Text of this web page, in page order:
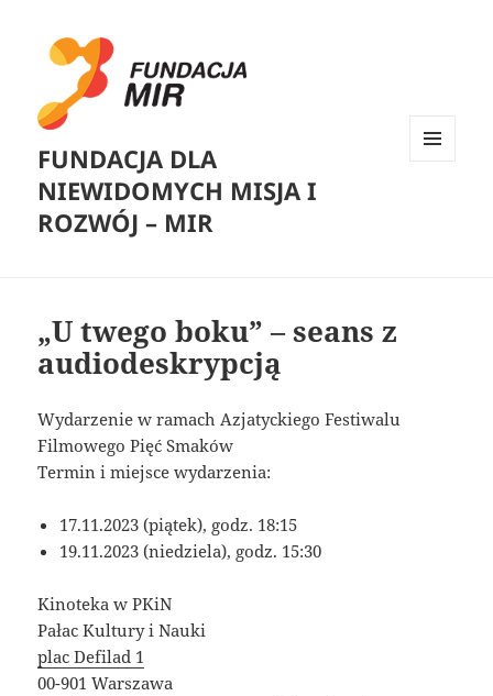
FUNDACJA DLA
NIEWIDOMYCH MISJA I
ROZWÓJ – MIR
„U twego boku” – seans z
audiodeskrypcją
Wydarzenie w ramach Azjatyckiego Festiwalu
Filmowego Pięć Smaków
Termin i miejsce wydarzenia:
17.11.2023 (piątek), godz. 18:15
19.11.2023 (niedziela), godz. 15:30
Kinoteka w PKiN
Pałac Kultury i Nauki
plac Defilad 1
00-901 Warszawa